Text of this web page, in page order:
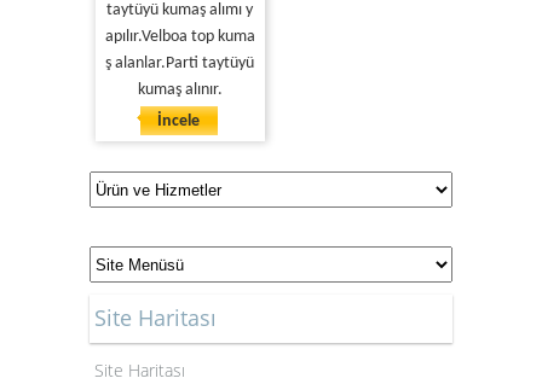
taytüyü kumaş alımı y
apılır.Velboa top kuma
ş alanlar.Parti taytüyü
kumaş alınır.
İncele
Site Haritası
Site Haritası